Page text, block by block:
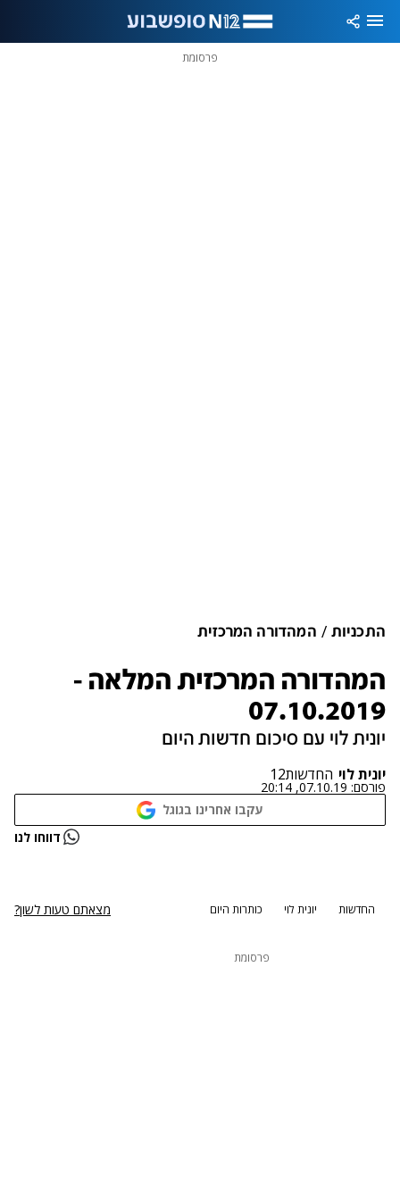
פרסומת
התכניות המהדורה המרכזית
המהדורה המרכזית המלאה -
07.10.2019
יונית לוי עם סיכום חדשות היום
יונית לוי החדשות12
פורסם: 07.10.19, 20:14
עקבו אחרינו בגוגל
נתקלנו בבעיה דווחו לנו
החדשות יונית לוי כותרות היום מצאתם טעות לשון?
פרסומת